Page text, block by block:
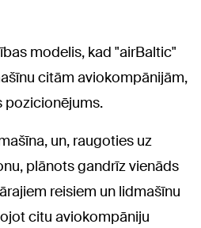
modelis, kad "airBaltic"
citām aviokompānijām,
pozicionējums.
un, raugoties uz
plānots gandrīz vienāds
reisiem un lidmašīnu
citu aviokompāniju